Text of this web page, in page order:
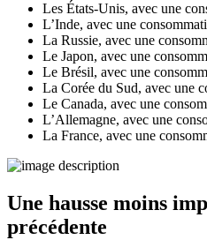
Les États-Unis, avec une
L’Inde, avec une
La Russie, avec une
Le Japon, avec une
Le Brésil, avec une
La Corée du Sud, avec une
Le Canada, avec une
L’Allemagne, avec une
La France, avec une
Une hausse moins
précédente